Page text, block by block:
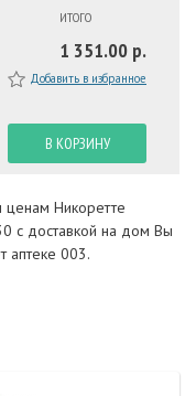
ИТОГО
1 351.00 р.
Добавить в избранное
В КОРЗИНУ
ценам Никоретте
с доставкой на дом Вы
аптеке 003.